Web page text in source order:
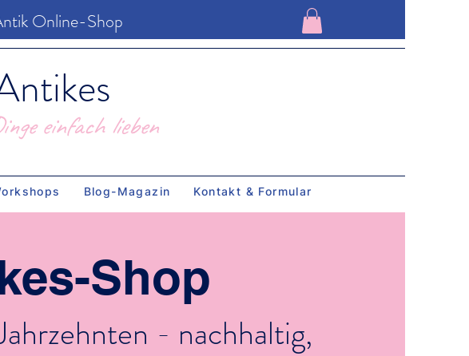
Online-Shop
einfach lieben
Blog-Magazin Kontakt & Formular
Shop
- nachhaltig,